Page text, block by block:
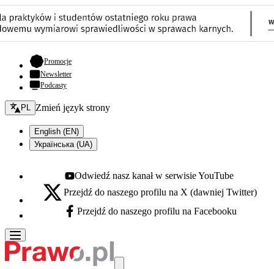
Promocje- otwiera się w nowej karcie
Newsletter
Podcasty
Zmień język - bieżący:
PL Zmień język strony
English (EN)
Українська (UA)
Youtube - otwiera się w nowej karcie
Odwiedź nasz kanał w serwisie YouTube
X - otwiera się w nowej karcie
Przejdź do naszego profilu na X (dawniej Twitter)
Facebook - otwiera się w nowej karcie
Przejdź do naszego profilu na Facebooku